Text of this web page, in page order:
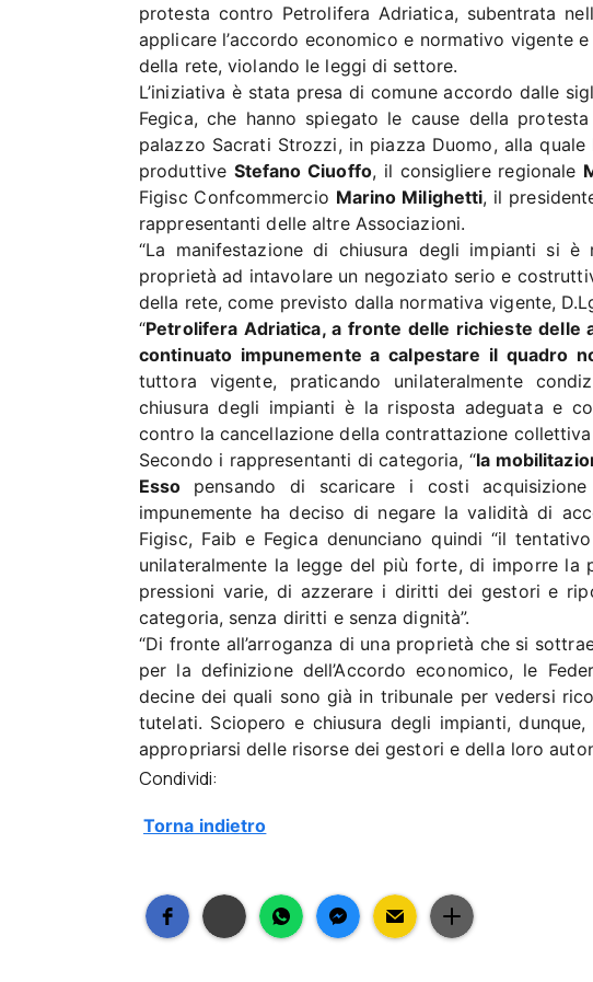
protesta contro Petrolifera Adriatica, subentrata
applicare l’accordo economico e normativo vigente
della rete, violando le leggi di settore.
L’iniziativa è stata presa di comune accordo dalle
Fegica, che hanno spiegato le cause della
palazzo Sacrati Strozzi, in piazza Duomo, alla
produttive Stefano Ciuoffo, il consigliere regionale
Figisc Confcommercio Marino Milighetti, il
rappresentanti delle altre Associazioni.
“La manifestazione di chiusura degli impianti si
proprietà ad intavolare un negoziato serio e
della rete, come previsto dalla normativa vigente,
“Petrolifera Adriatica, a fronte delle richieste delle
continuato impunemente a calpestare il quadro
tuttora vigente, praticando unilateralmente
chiusura degli impianti è la risposta adeguata e
contro la cancellazione della contrattazione
Secondo i rappresentanti di categoria, “la
Esso pensando di scaricare i costi
impunemente ha deciso di negare la validità di
Figisc, Faib e Fegica denunciano quindi “il
unilateralmente la legge del più forte, di imporre
pressioni varie, di azzerare i diritti dei gestori e
categoria, senza diritti e senza dignità”.
“Di fronte all’arroganza di una proprietà che si
per la definizione dell’Accordo economico, le
decine dei quali sono già in tribunale per vedersi
tutelati. Sciopero e chiusura degli impianti,
appropriarsi delle risorse dei gestori e della loro
Condividi:
Torna indietro